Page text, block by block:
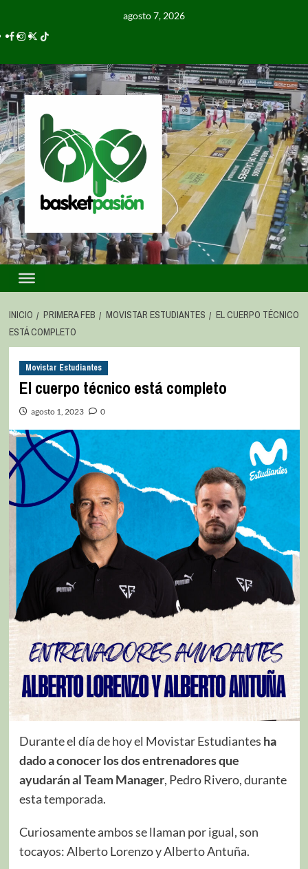
agosto 7, 2026
INICIO PRIMERA FEB MOVISTAR ESTUDIANTES
EL CUERPO TÉCNICO
ESTÁ COMPLETO
Movistar Estudiantes
El cuerpo técnico está completo
agosto 1, 2023 0
Durante el día de hoy el Movistar Estudiantes ha
dado a conocer los dos entrenadores que
ayudarán al Team Manager, Pedro Rivero, durante
esta temporada.
Curiosamente ambos se llaman por igual, son
tocayos: Alberto Lorenzo y Alberto Antuña.